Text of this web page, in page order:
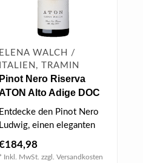
ELENA WALCH /
ITALIEN, TRAMIN
Pinot Nero Riserva
Alto Adige DOC
2020 0.75 l
Entdecke den Pinot Nero
Ludwig, einen eleganten
Frucht- u..
* Inkl. MwSt. zzgl. Versandkosten